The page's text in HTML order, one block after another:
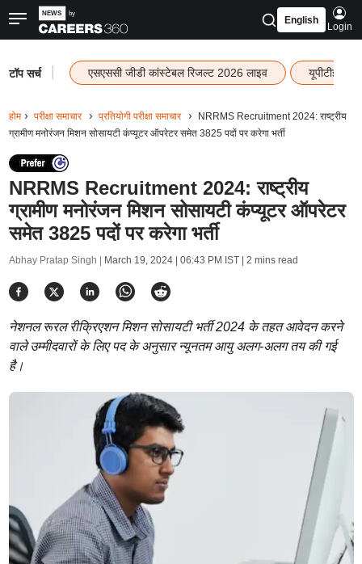
English
Login
टॉप सर्च एसएससी जीडी कांस्टेबल रिजल्ट 2026 लाइव यूपीटीईटी
होम परीक्षा समाचार प्रतियोगी परीक्षा समाचार
NRRMS Recruitment 2024: राष्ट्रीय
ग्रामीण मनोरंजन मिशन सोसायटी कंप्यूटर ऑपरेटर समेत 3825 पदों पर करेगा भर्ती
NRRMS Recruitment 2024: राष्ट्रीय
ग्रामीण मनोरंजन मिशन सोसायटी कंप्यूटर ऑपरेटर
समेत 3825 पदों पर करेगा भर्ती
Abhay Pratap Singh | March 19, 2024 | 06:43 PM IST| 2 mins read
नेशनल रूरल रीक्रिएशन मिशन सोसायटी भर्ती 2024 के तहत आवेदन करने
वाले उम्मीदवारों के लिए पद के अनुसार न्यूनतम आयु अलग-अलग तय की गई
है।